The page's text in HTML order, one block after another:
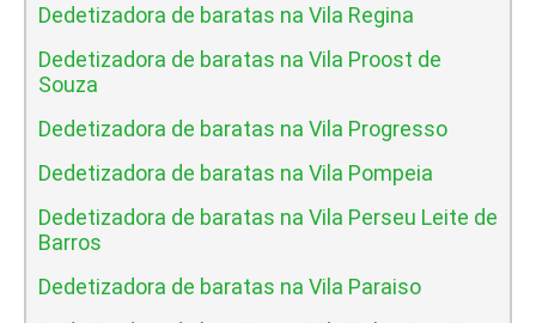
Dedetizadora de baratas na Vila Regina
Dedetizadora de baratas na Vila Proost de
Souza
Dedetizadora de baratas na Vila Progresso
Dedetizadora de baratas na Vila Pompeia
Dedetizadora de baratas na Vila Perseu Leite de
Barros
Dedetizadora de baratas na Vila Paraiso